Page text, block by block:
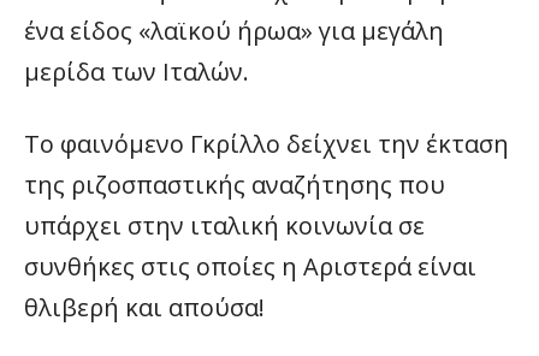
ένα είδος «λαϊκού ήρωα» για μεγάλη
μερίδα των Ιταλών.
Το φαινόμενο Γκρίλλο δείχνει την έκταση
της ριζοσπαστικής αναζήτησης που
υπάρχει στην ιταλική κοινωνία σε
συνθήκες στις οποίες η Αριστερά είναι
θλιβερή και απούσα!